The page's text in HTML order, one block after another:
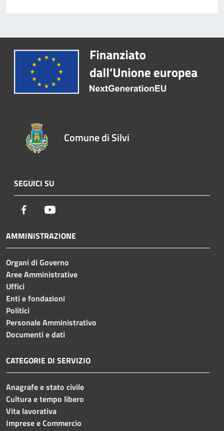
Comune di Silvi
SEGUICI SU
Facebook
AMMINISTRAZIONE
Organi di Governo
Aree Amministrative
Uffici
Enti e fondazioni
Politici
Personale Amministrativo
Documenti e dati
CATEGORIE DI SERVIZIO
Anagrafe e stato civile
Cultura e tempo libero
Vita lavorativa
Imprese e Commercio